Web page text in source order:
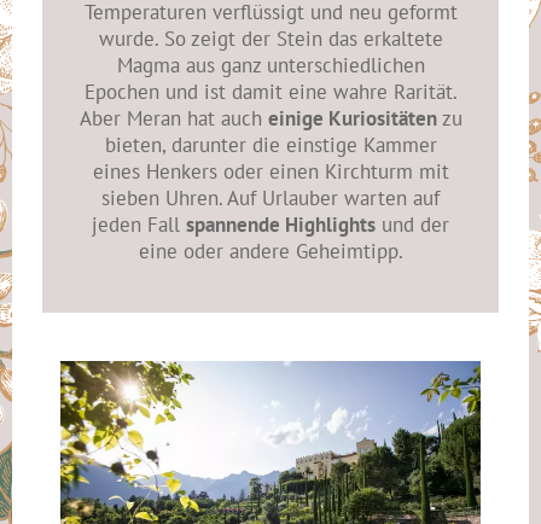
Temperaturen verflüssigt und neu geformt
wurde. So zeigt der Stein das erkaltete
Magma aus ganz unterschiedlichen
Epochen und ist damit eine wahre Rarität.
Aber Meran hat auch einige Kuriositätenzu
bieten, darunter die einstige Kammer
eines Henkers oder einen Kirchturm mit
sieben Uhren. Auf Urlauber warten auf
jeden Fall spannende Highlights und der
eine oder andere Geheimtipp.